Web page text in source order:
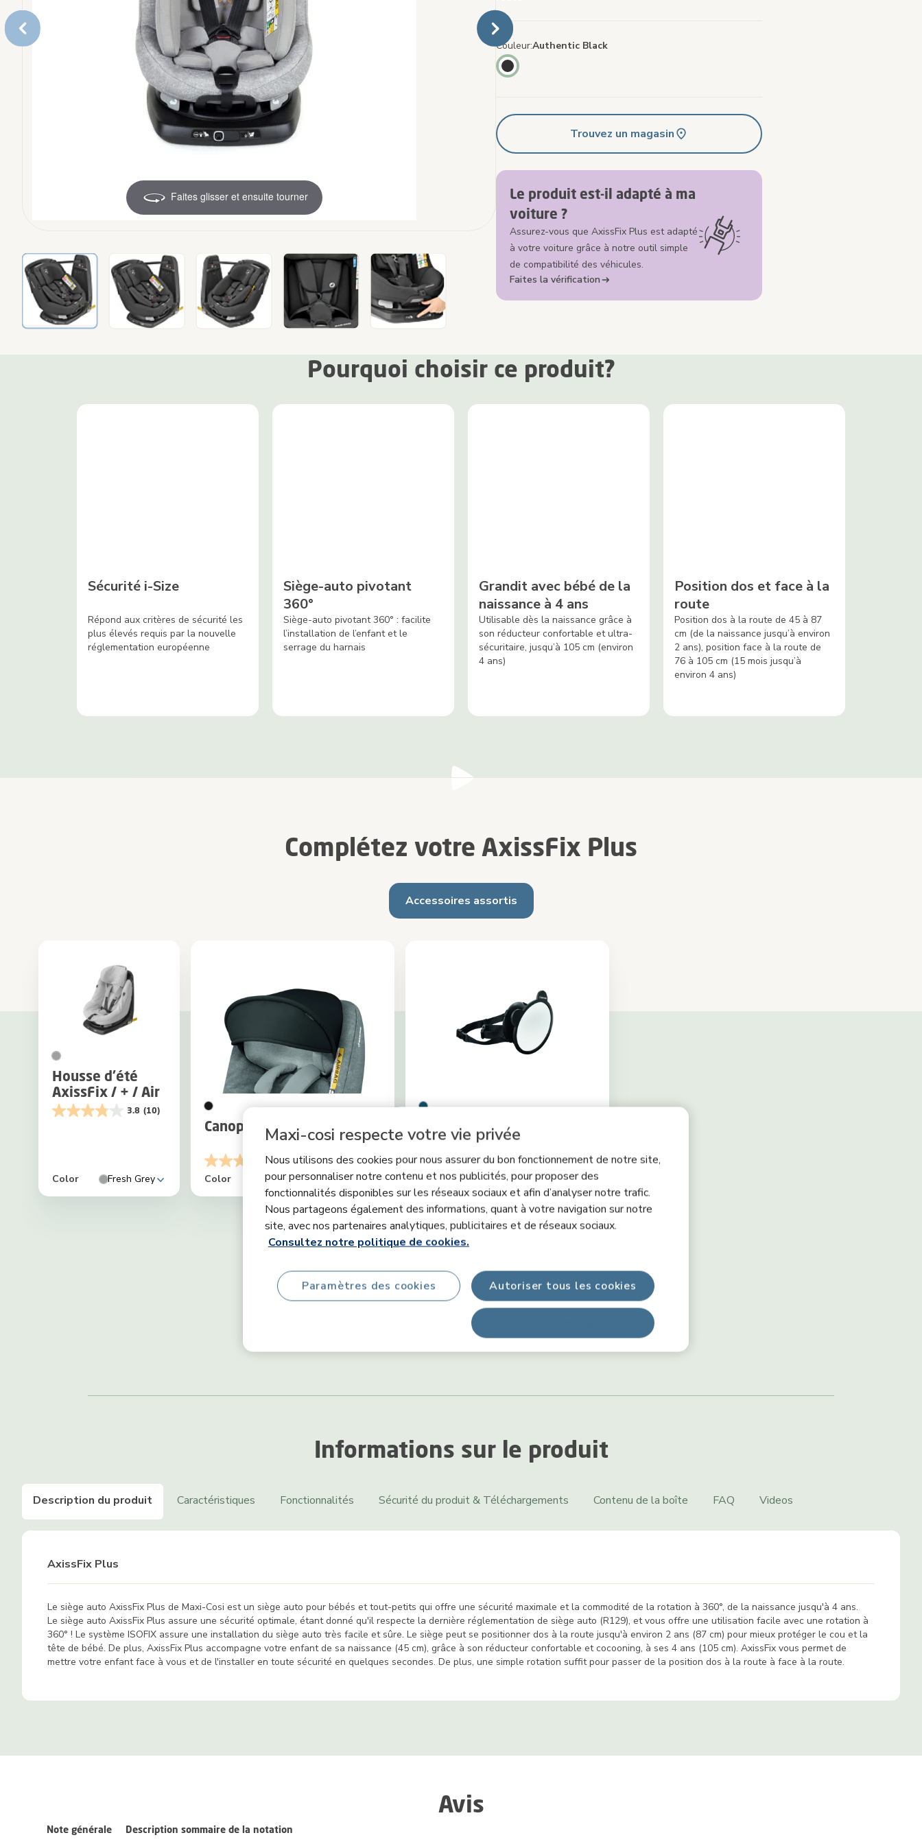
Maxi-cosi respecte votre vie privée
Nous utilisons des cookies pour nous assurer du bon fonctionnement de notre site,
pour personnaliser notre contenu et nos publicités, pour proposer des
fonctionnalités disponibles sur les réseaux sociaux et afin d’analyser notre trafic.
Nous partageons également des informations, quant à votre navigation sur notre
site, avec nos partenaires analytiques, publicitaires et de réseaux sociaux.
Consultez notre politique de cookies.
Autoriser tous les cookies
Paramètres des cookies
Informations sur le produit
Description du produit
AxissFix Plus
Le siège auto AxissFix Plus de Maxi-Cosi est un siège auto pour bébés et tout-petits qui offre une sécurité maximale et la commodité de la rotation à 360°, de la naissance jusqu'à 4 ans.
Le siège auto AxissFix Plus assure une sécurité optimale, étant donné qu'il respecte la dernière réglementation de siège auto (R129), et vous offre une utilisation facile avec une rotation à
360° ! Le système ISOFIX assure une installation du siège auto très facile et sûre. Le siège peut se positionner dos à la route jusqu'à environ 2 ans (87 cm) pour mieux protéger le cou et la
tête de bébé. De plus, AxissFix Plus accompagne votre enfant de sa naissance (45 cm), grâce à son réducteur confortable et cocooning, à ses 4 ans (105 cm). AxissFix vous permet de
mettre votre enfant face à vous et de l'installer en toute sécurité en quelques secondes. De plus, une simple rotation suffit pour passer de la position dos à la route à face à la route.
Caractéristiques Fonctionnalités Sécurité du produit & Téléchargements Contenu de la boîte FAQ Videos
Faites glisser et ensuite tourner
CouleurAuthentic Black
Trouvez un magasin
Le produit est-il adapté à ma
voiture ?
Assurez-vous que AxissFix Plus est adapté
à votre voiture grâce à notre outil simple
de compatibilité des véhicules.
Faites la vérification
Pourquoi choisir ce produit?
Sécurité i-Size
Répond aux critères de sécurité les
plus élevés requis par la nouvelle
réglementation européenne
Siège-auto pivotant
360°
Siège-auto pivotant 360° : facilite
l’installation de l’enfant et le
serrage du harnais
Grandit avec bébé de la
naissance à 4 ans
Utilisable dès la naissance grâce à
son réducteur confortable et ultra-
sécuritaire, jusqu’à 105 cm (environ
4 ans)
Position dos et face à la
route
Position dos à la route de 45 à 87
cm (de la naissance jusqu’à environ
2 ans), position face à la route de
76 à 105 cm (15 mois jusqu’à
environ 4 ans)
Complétez votre AxissFix Plus
Accessoires assortis
Housse d'été
AxissFix / + / Air
3.8 (10)
Color Fresh Grey
Canopy siège auto
4.2 (15)
Color Noir
Miroir de surveillance
4.9 (65)
Color Miscel.
Avis
Description sommaire de la notation
Note générale